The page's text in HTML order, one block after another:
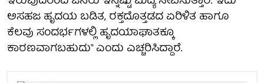
ಅಸಹಜ ಹೃದಯ ಬಡಿತ, ರಕ್ತದೊತ್ತಡದ ಏರಿಳಿತ ಹಾಗೂ
ಕೆಲವು ಸಂದರ್ಭಗಳಲ್ಲಿ ಹೃದಯಾಘಾತಕ್ಕೂ
ಕಾರಣವಾಗಬಹುದು" ಎಂದು ಎಚ್ಚರಿಸಿದ್ದಾರೆ.